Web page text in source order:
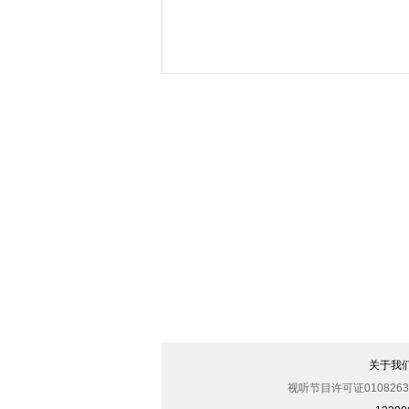
关于我
视听节目许可证0108263